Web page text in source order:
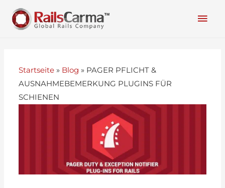
Startseite » Blog » PAGER PFLICHT &
AUSNAHMEBEMERKUNG PLUGINS FÜR
SCHIENEN